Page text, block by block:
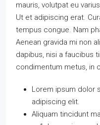
mauris, volutpat eu
Ut et adipiscing erat.
tempus congue. Nam
Aenean gravida mi non
dapibus, nisi a faucibus
condimentum metus, in
Lorem ipsum dolor
adipiscing elit.
Aliquam tincidunt